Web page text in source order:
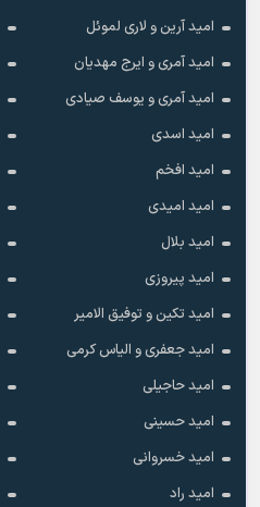
امید آرین و لاری لموئل
امید آمری و ایرج مهدیان
امید آمری و یوسف صیادی
امید اسدی
امید افخم
امید امیدی
امید بلال
امید پیروزی
امید تکین و توفیق الامیر
امید جعفری و الیاس کرمی
امید حاجیلی
امید حسینی
امید خسروانی
امید راد